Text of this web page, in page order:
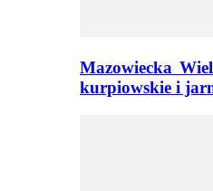
Mazowiecka
kurpiowskie i